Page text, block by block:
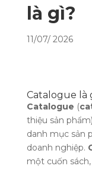
là gì?
11/07/ 2026
Catalogue là
Catalogue (
thiệu sản
danh mục sản
doanh nghiệp.
một cuốn